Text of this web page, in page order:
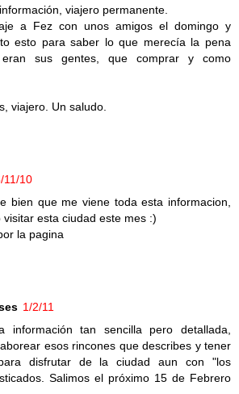
viajero permanente.
a Fez con unos amigos el domingo y
esto para saber lo que merecía la pena
eran sus gentes, que comprar y como
viajero. Un saludo.
11/10
bien que me viene toda esta informacion,
esta ciudad este mes :)
la pagina
1/2/11
información tan sencilla pero detallada,
esos rincones que describes y tener
disfrutar de la ciudad aun con "los
Salimos el próximo 15 de Febrero